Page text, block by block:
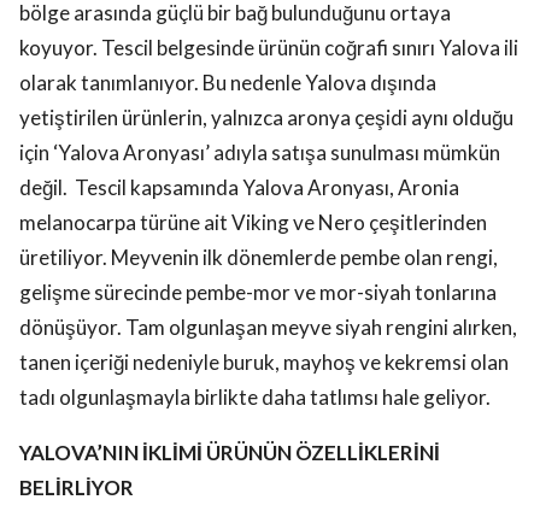
bölge arasında güçlü bir bağ bulunduğunu ortaya
koyuyor. Tescil belgesinde ürünün coğrafi sınırı Yalova ili
olarak tanımlanıyor. Bu nedenle Yalova dışında
yetiştirilen ürünlerin, yalnızca aronya çeşidi aynı olduğu
için ‘Yalova Aronyası’ adıyla satışa sunulması mümkün
değil. Tescil kapsamında Yalova Aronyası, Aronia
melanocarpa türüne ait Viking ve Nero çeşitlerinden
üretiliyor. Meyvenin ilk dönemlerde pembe olan rengi,
gelişme sürecinde pembe-mor ve mor-siyah tonlarına
dönüşüyor. Tam olgunlaşan meyve siyah rengini alırken,
tanen içeriği nedeniyle buruk, mayhoş ve kekremsi olan
tadı olgunlaşmayla birlikte daha tatlımsı hale geliyor.
YALOVA’NIN İKLİMİ ÜRÜNÜN ÖZELLİKLERİNİ
BELİRLİYOR